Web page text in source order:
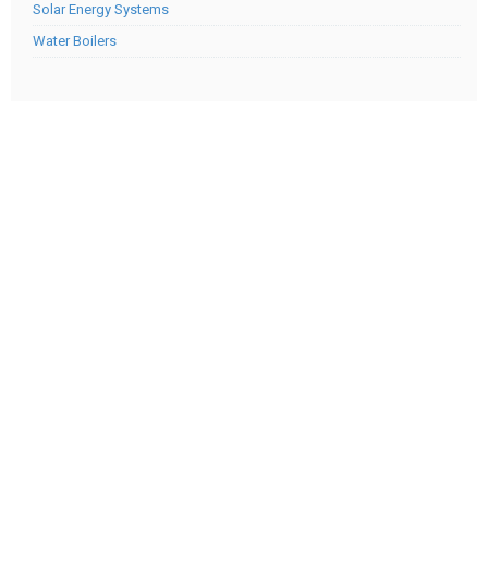
Solar Energy Systems
Water Boilers